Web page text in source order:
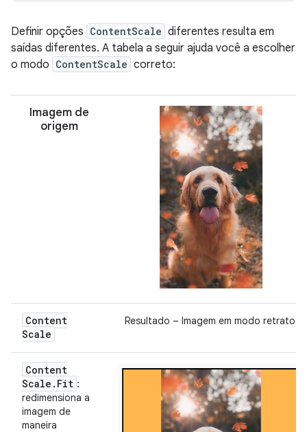
Definir opções ContentScale diferentes resulta em
saídas diferentes. A tabela a seguir ajuda você a escolher
o modo ContentScale correto:
Imagem de
origem
Content
Scale
Resultado – Imagem em modo retrato:
Content
Scale . Fit :
redimensiona a
imagem de
maneira